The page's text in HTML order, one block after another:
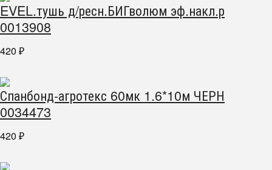
EVEL.тушь д/ресн.БИГволюм эф.накл.р
0013908
420 ₽
Спанбонд-агротекс 60мк 1.6*10м ЧЕРН
0034473
420 ₽